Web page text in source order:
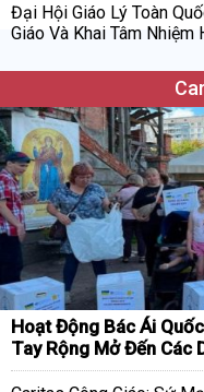
Đại Hội Giáo Lý Toàn
Giáo Và Khai Tâm Nhiệm
Hoạt Động Bác Ái
Tay Rộng Mở Đến Các